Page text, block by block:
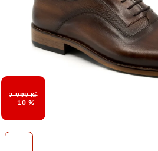
2 999 Kč
–10 %